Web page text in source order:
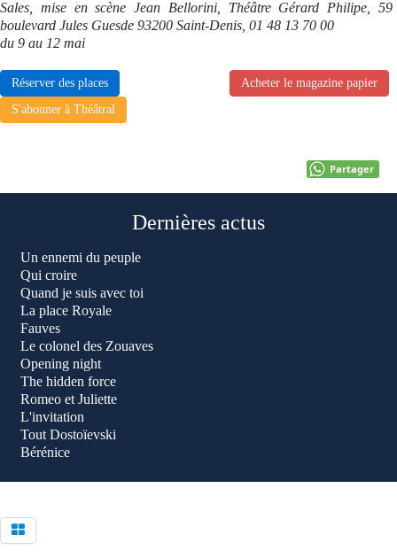
Sales, mise en scène Jean Bellorini, Théâtre Gérard Philipe, 59
boulevard Jules Guesde 93200 Saint-Denis, 01 48 13 70 00
du 9 au 12 mai
Réserver des places
Acheter le magazine papier
S'abonner à Théâtral
Partager
Dernières actus
Un ennemi du peuple
Qui croire
Quand je suis avec toi
La place Royale
Fauves
Le colonel des Zouaves
Opening night
The hidden force
Romeo et Juliette
L'invitation
Tout Dostoïevski
Bérénice